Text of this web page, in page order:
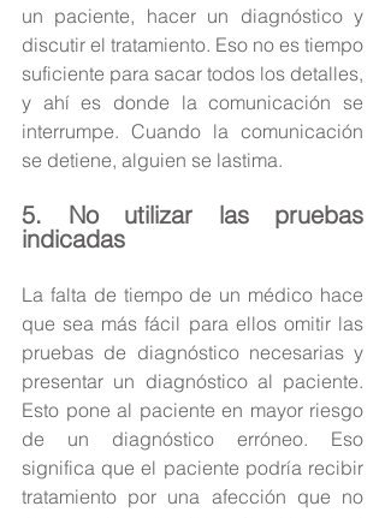
un paciente, hacer un diagnóstico y
discutir el tratamiento. Eso no es tiempo
suficiente para sacar todos los detalles,
y ahí es donde la comunicación se
interrumpe. Cuando la comunicación
se detiene, alguien se lastima.
5. No utilizar las pruebas
indicadas
La falta de tiempo de un médico hace
que sea más fácil para ellos omitir las
pruebas de diagnóstico necesarias y
presentar un diagnóstico al paciente.
Esto pone al paciente en mayor riesgo
de un diagnóstico erróneo. Eso
significa que el paciente podría recibir
tratamiento por una afección que no